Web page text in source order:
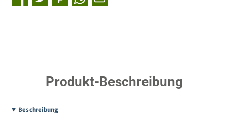
Produkt-Beschreibung
Beschreibung